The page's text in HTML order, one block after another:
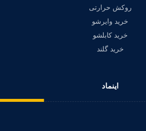
روکش حرارتی
خرید وایرشو
خرید کابلشو
خرید گلند
اینماد